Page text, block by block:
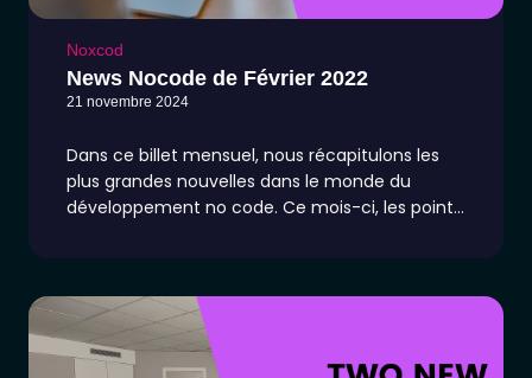
Noxcod
News Nocode de Février 2022
21 novembre 2024
Dans ce billet mensuel, nous récapitulons les
plus grandes nouvelles dans le monde du
développement no code. Ce mois-ci, les points